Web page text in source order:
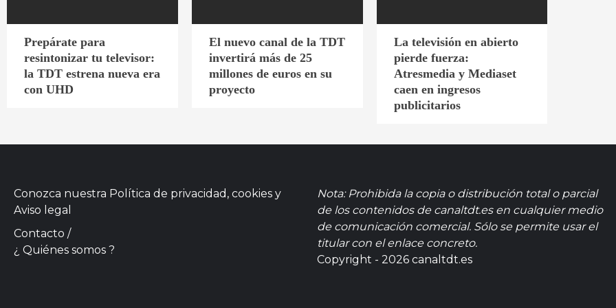
Prepárate para
resintonizar tu televisor:
la TDT estrena nueva era
con UHD
El nuevo canal de la TDT
invertirá más de 25
millones de euros en su
proyecto
La televisión en abierto
pierde fuerza:
Atresmedia y Mediaset
caen en ingresos
publicitarios
Conozca nuestra Política de privacidad, cookies y
Aviso legal
Contacto /
¿ Quiénes somos ?
Nota: Prohibida la copia o distribución total o parcial
de los contenidos de canaltdt.es en cualquier medio
de comunicación comercial. Sólo se permite usar el
titular con el enlace concreto.
Copyright - 2026 canaltdt.es